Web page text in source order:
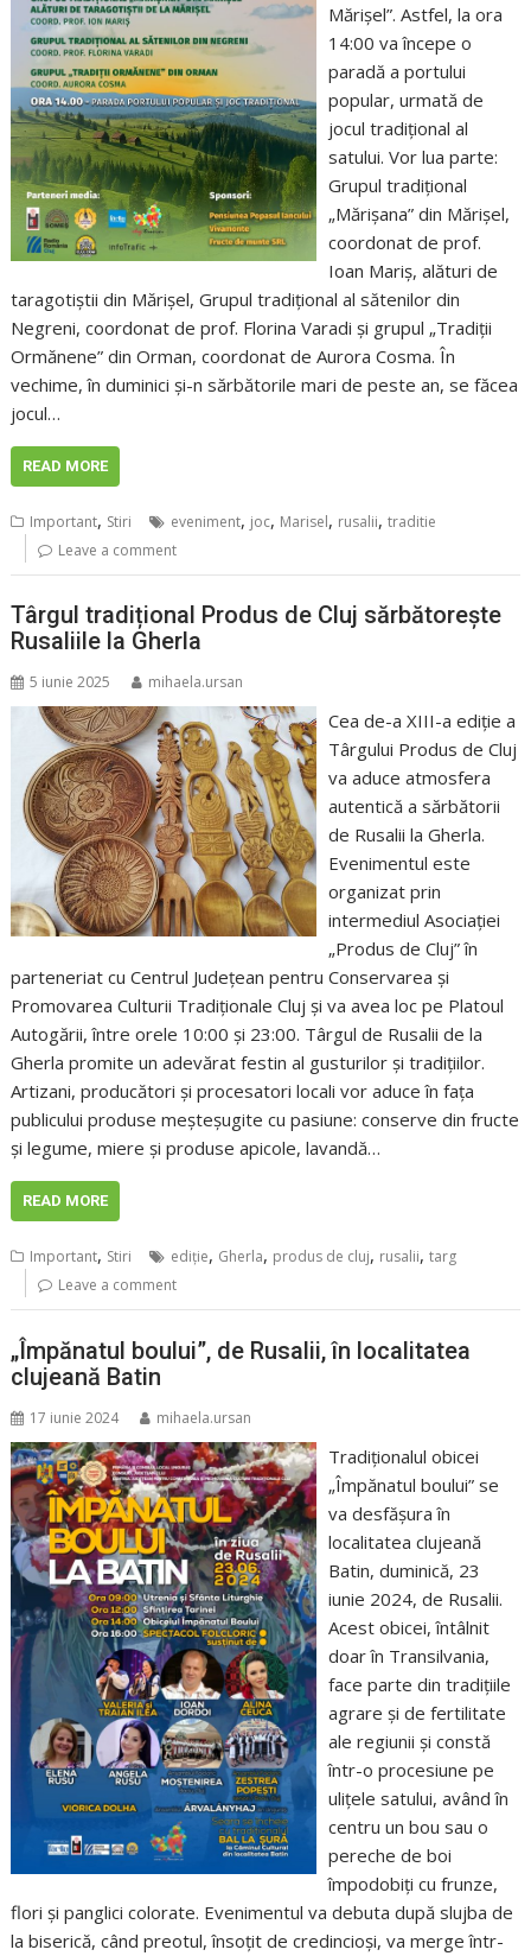
Mărișel”. Astfel, la ora
14:00 va începe o
paradă a portului
popular, urmată de
jocul tradițional al
satului. Vor lua parte:
Grupul tradițional
„Mărișana” din Mărișel,
coordonat de prof.
Ioan Mariș, alături de
taragotiștii din Mărișel, Grupul tradițional al sătenilor din
Negreni, coordonat de prof. Florina Varadi și grupul „Tradiții
Ormănene” din Orman, coordonat de Aurora Cosma. În
vechime, în duminici și-n sărbătorile mari de peste an, se făcea
jocul…
READ MORE
Important, Stiri eveniment, joc, Marisel, rusalii,traditie
Leave a comment
Târgul tradițional Produs de Cluj sărbătorește
Rusaliile la Gherla
5 iunie 2025 mihaela.ursan
Cea de-a XIII-a ediție a
Târgului Produs de Cluj
va aduce atmosfera
autentică a sărbătorii
de Rusalii la Gherla.
Evenimentul este
organizat prin
intermediul Asociației
„Produs de Cluj” în
parteneriat cu Centrul Județean pentru Conservarea și
Promovarea Culturii Tradiționale Cluj și va avea loc pe Platoul
Autogării, între orele 10:00 și 23:00. Târgul de Rusalii de la
Gherla promite un adevărat festin al gusturilor și tradițiilor.
Artizani, producători și procesatori locali vor aduce în fața
publicului produse meșteșugite cu pasiune: conserve din fructe
și legume, miere și produse apicole, lavandă…
READ MORE
Important, Stiri ediţie, Gherla, produs de cluj, rusalii,targ
Leave a comment
„Împănatul boului”, de Rusalii, în localitatea
clujeană Batin
17 iunie 2024 mihaela.ursan
Tradiționalul obicei
„Împănatul boului” se
va desfășura în
localitatea clujeană
Batin, duminică, 23
iunie 2024, de Rusalii.
Acest obicei, întâlnit
doar în Transilvania,
face parte din tradițiile
agrare și de fertilitate
ale regiunii și constă
într-o procesiune pe
ulițele satului, având în
centru un bou sau o
pereche de boi
împodobiți cu frunze,
flori și panglici colorate. Evenimentul va debuta după slujba de
la biserică, când preotul, însoțit de credincioși, va merge într-